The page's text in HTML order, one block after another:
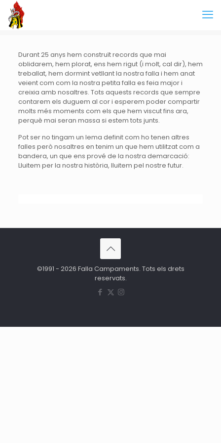
Durant 25 anys hem construït records que mai
oblidarem, hem plorat, ens hem rigut (i molt, cal dir), hem
treballat, hem dormint vetllant la nostra falla i hem anat
veient com com la nostra petita falla es feia major i
creixia amb nosaltres. Tots aquests records que sempre
contarem els duguem al cor i esperem poder compartir
molts més moments com els que hem viscut fins ara,
perquè mai seran massa si estem tots junts.
Pot ser no tingam un lema definit com ho tenen altres
falles però nosaltres en tenim un que hem utilitzat com a
bandera, un que ens prové de la nostra demarcació:
Lluitem per la nostra història, lluitem pel nostre futur.
©1991 - 2026 Falla Campaments. Tots els drets
reservats.